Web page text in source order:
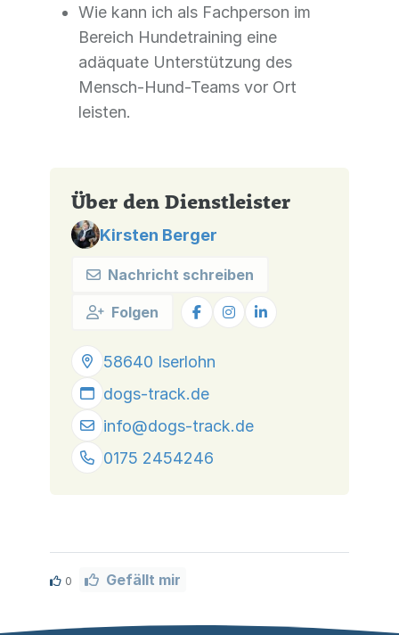
Wie kann ich als Fachperson im
Bereich Hundetraining eine
adäquate Unterstützung des
Mensch-Hund-Teams vor Ort
leisten.
Über den Dienstleister
Kirsten Berger
Nachricht schreiben
Folgen
58640 Iserlohn
dogs-track.de
info@dogs-track.de
0175 2454246
0 Gefällt mir